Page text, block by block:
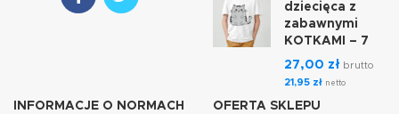
dziecięca z
zabawnymi
KOTKAMI – 7
27,00 zł brutto
21,95 zł netto
INFORMACJE O NORMACH OFERTA SKLEPU